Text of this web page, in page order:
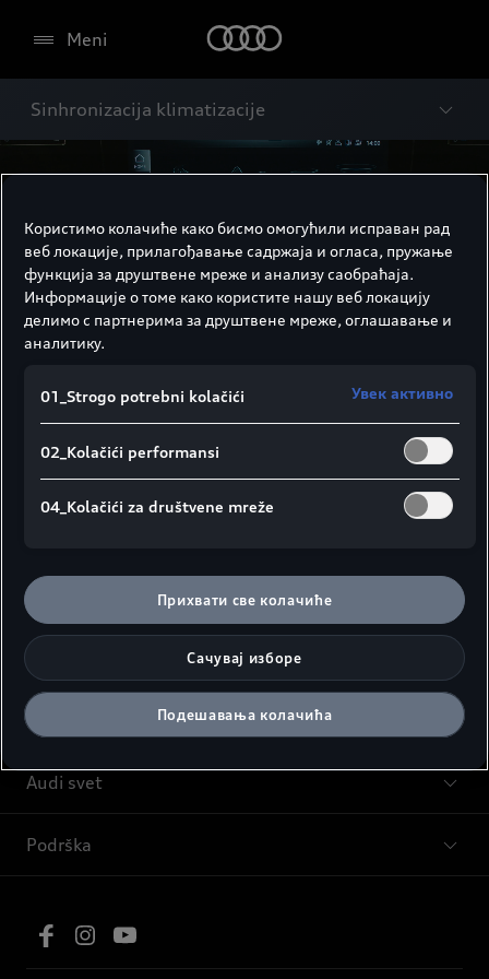
Meni
Sinhronizacija klimatizacije
Modeli
Servis i oprema
Audi svet
Podrška
Користимо колачиће како бисмо омогућили исправан рад
веб локације, прилагођавање садржаја и огласа, пружање
функција за друштвене мреже и анализу саобраћаја.
Информације о томе како користите нашу веб локацију
делимо с партнерима за друштвене мреже, оглашавање и
аналитику.
01_Strogo potrebni kolačići Увек активно
02_Kolačići performansi
04_Kolačići za društvene mreže
Прихвати све колачиће
Сачувај изборе
Подешавања колачића